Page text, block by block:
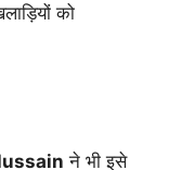
को
ने भी इसे